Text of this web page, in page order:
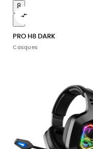
8

PRO H8 DARK
Casques